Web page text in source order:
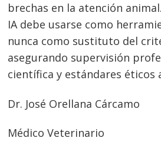
brechas en la atención
IA debe usarse como
nunca como sustituto del
asegurando supervisión
científica y estándares éticos
Dr. José Orellana Cárcamo
Médico Veterinario
Navegación
de
entradas